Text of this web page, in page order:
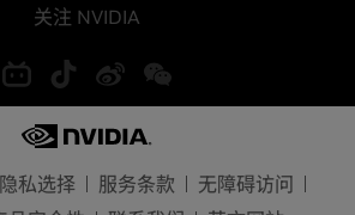
关注 NVIDIA
私选择 服务条款
无障碍访问